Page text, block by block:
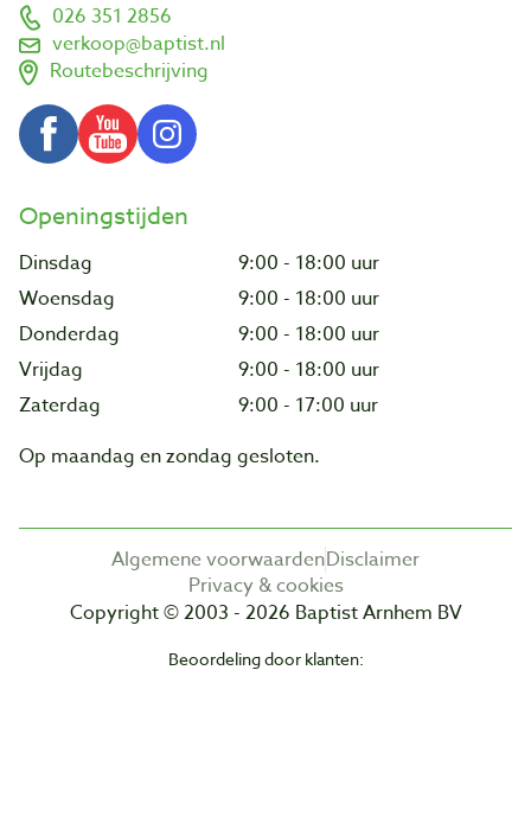
026 351 2856
verkoop@baptist.nl
Routebeschrijving
Openingstijden
Dinsdag
9:00 - 18:00 uur
Woensdag
9:00 - 18:00 uur
Donderdag
9:00 - 18:00 uur
Vrijdag
9:00 - 18:00 uur
Zaterdag
9:00 - 17:00 uur
Op maandag en zondag gesloten.
Algemene voorwaardenDisclaimer
Privacy & cookies
Copyright © 2003 - 2026 Baptist Arnhem BV
Beoordeling door klanten: